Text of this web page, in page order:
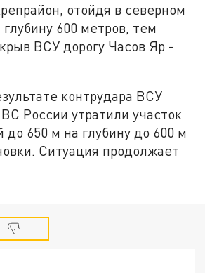
отойдя в северном
600 метров, тем
ВСУ дорогу Часов Яр -
контрудара ВСУ
России утратили участок
650 м на глубину до 600 м
Ситуация продолжает